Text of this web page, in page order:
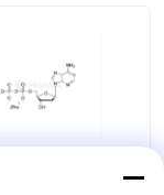
dADP